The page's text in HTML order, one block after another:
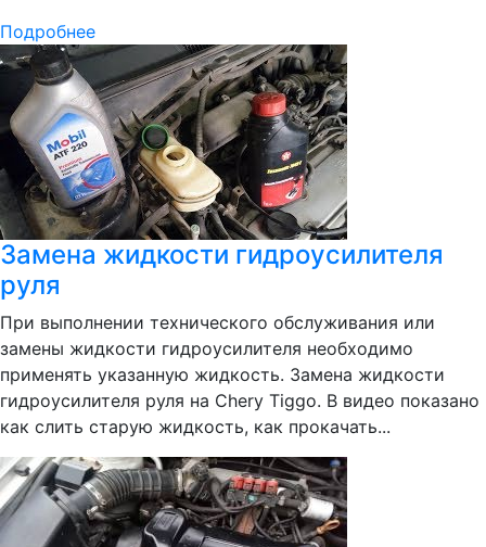
Подробнее
Замена жидкости гидроусилителя
руля
При выполнении технического обслуживания или
замены жидкости гидроусилителя необходимо
применять указанную жидкость. Замена жидкости
гидроусилителя руля на Chery Tiggo. В видео показано
как слить старую жидкость, как прокачать...